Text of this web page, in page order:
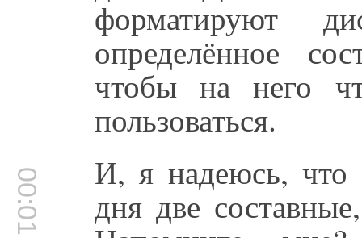
форматируют
определённое
чтобы на него
пользоваться.
И, я надеюсь, что
дня две